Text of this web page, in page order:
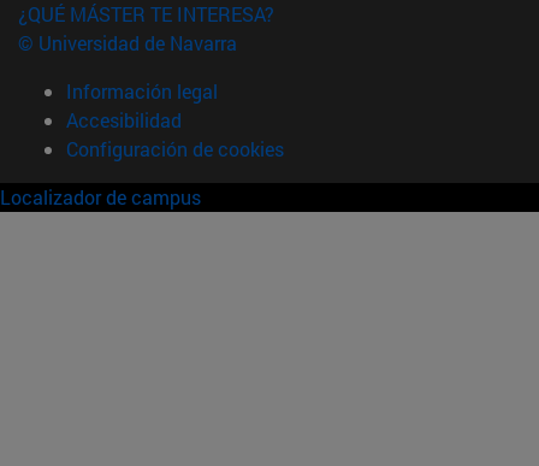
¿QUÉ MÁSTER TE INTERESA?
© Universidad de Navarra
Información legal
Accesibilidad
Configuración de cookies
Localizador de campus